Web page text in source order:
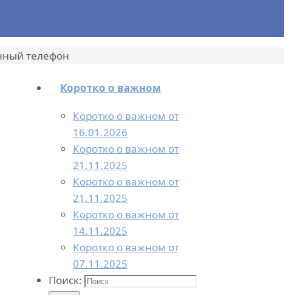
телефон
Коротко о важном
Коротко о важном от
16.01.2026
Коротко о важном от
21.11.2025
Коротко о важном от
21.11.2025
Коротко о важном от
14.11.2025
Коротко о важном от
07.11.2025
Поиск: